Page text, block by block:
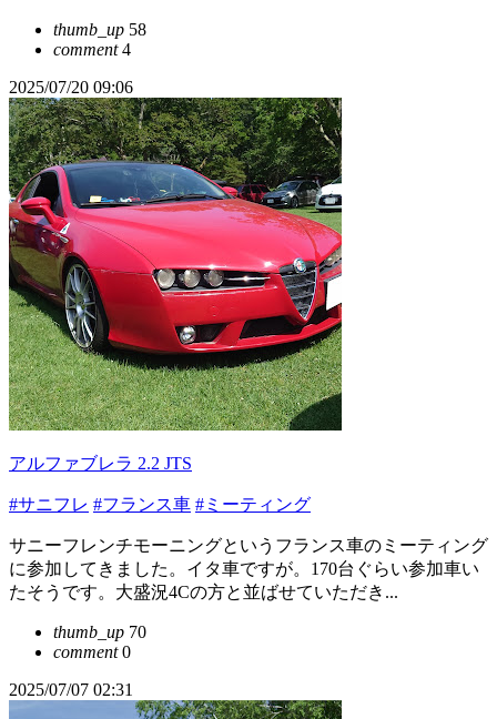
thumb_up 58
comment4
2025/07/20 09:06
アルファブレラ 2.2 JTS
#サニフレ #フランス車 #ミーティング
サニーフレンチモーニングというフランス車のミーティング
に参加してきました。イタ車ですが。170台ぐらい参加車い
たそうです。大盛況4Cの方と並ばせていただき...
thumb_up 70
comment0
2025/07/07 02:31